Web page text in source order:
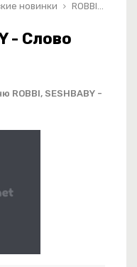
новинки ROBBI, SESHBABY - Слово пацана
- Слово
ROBBI, SESHBABY -